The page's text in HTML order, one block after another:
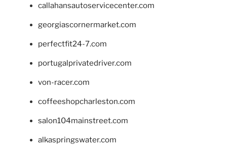
callahansautoservicecenter.com
georgiascornermarket.com
perfectfit24-7.com
portugalprivatedriver.com
von-racer.com
coffeeshopcharleston.com
salon104mainstreet.com
alkaspringswater.com